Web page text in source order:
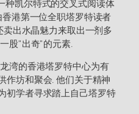
种凯尔特式的交叉式阅读体
港第一位全职塔罗特读者
卖出水晶魅力来取出一剂多
股"出奇"的元素.
湾的香港塔罗特中心为有
作坊和聚会. 他们关于精神
初学者寻求踏上自己塔罗特